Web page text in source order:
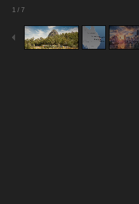
1 / 7